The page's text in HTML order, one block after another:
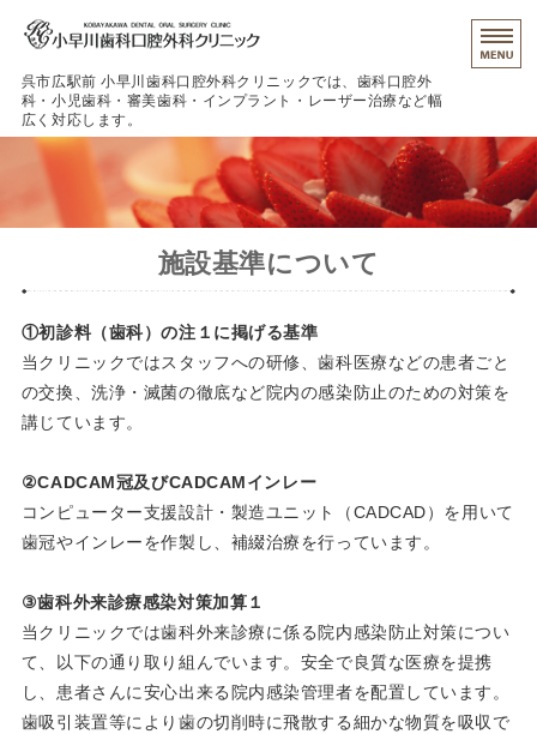
呉市広駅前 小早川歯科口腔外科クリニックでは、歯科口腔外
科・小児歯科・審美歯科・インプラント・レーザー治療など幅
広く対応します。
治療の流れ
クリニック紹介
初めての患者さんへ
施設基準について
①初診料（歯科）の注１に掲げる基準
当クリニックではスタッフへの研修、歯科医療などの患者ごと
の交換、洗浄・滅菌の徹底など院内の感染防止のための対策を
講じています。
②CADCAM冠及びCADCAMインレー
コンピューター支援設計・製造ユニット（CADCAD）を用いて
歯冠やインレーを作製し、補綴治療を行っています。
③歯科外来診療感染対策加算１
当クリニックでは歯科外来診療に係る院内感染防止対策につい
て、以下の通り取り組んでいます。安全で良質な医療を提携
し、患者さんに安心出来る院内感染管理者を配置しています。
歯吸引装置等により歯の切削時に飛散する細かな物質を吸収で